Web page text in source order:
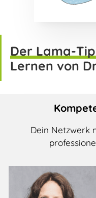
Der Lama-
Lernen von
Dein Netzwerk